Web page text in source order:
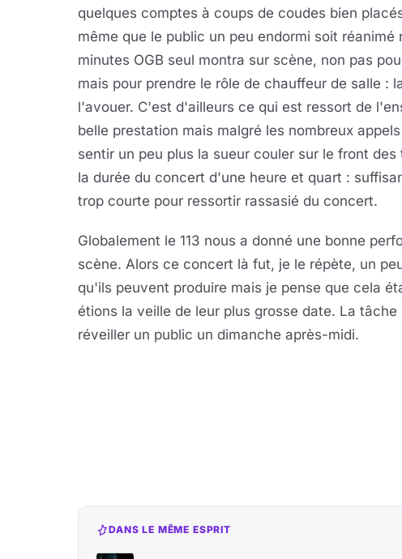
quelques comptes à coups de coudes bien
même que le public un peu endormi soit
minutes OGB seul montra sur scène, non pas
mais pour prendre le rôle de chauffeur de salle :
l'avouer. C'est d'ailleurs ce qui est ressort de
belle prestation mais malgré les nombreux
sentir un peu plus la sueur couler sur le front
la durée du concert d'une heure et quart :
trop courte pour ressortir rassasié du concert.
Globalement le 113 nous a donné une bonne
scène. Alors ce concert là fut, je le répète, un
qu'ils peuvent produire mais je pense que cela
étions la veille de leur plus grosse date. La
réveiller un public un dimanche après-midi.
DANS LE MÊME ESPRIT